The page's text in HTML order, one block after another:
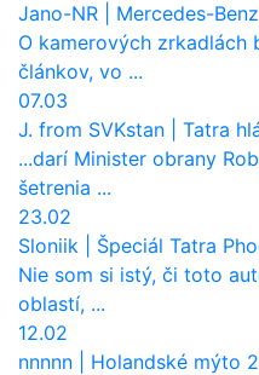
Jano-NR
Mercedes-Benz MirrorCam
O kamerových zrkadlách
článkov, vo ...
07.03
J. from SVKstan
Tatra hlási
...darí Minister obrany
šetrenia ...
23.02
Sloniik
Špeciál Tatra Phoenix
Nie som si istý, či toto
oblastí, ...
12.02
nnnnn
Holandské mýto 2026: